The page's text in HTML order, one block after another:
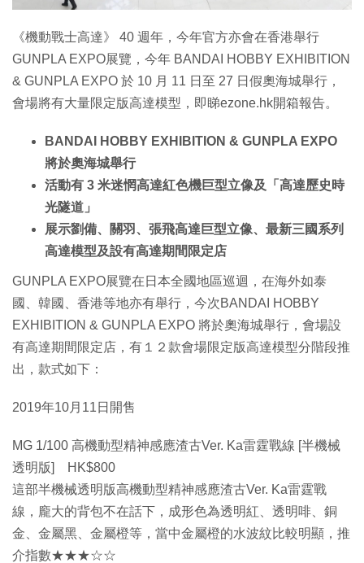
《機動戰士高達》 40 週年，今年官方亦會在香港舉行
GUNPLA EXPO展覽，今年 BANDAI HOBBY EXHIBITION
& GUNPLA EXPO 於 10 月 11 日至 27 日假奧海城舉行，
會場將有大量限定版高達模型，即睇ezone.hk開箱報告。
BANDAI HOBBY EXHIBITION & GUNPLA EXPO
將於奧海城舉行
活動有 3 米迷惘高達紅色機巨型立像及「高達歷史時
光隧道」
展示劉備、關羽、張飛高達巨型立像、最新三國系列
高達模型及設有高達期間限定店
GUNPLA EXPO展覽在日本全國地區巡迴，在海外如泰
國、韓國、香港等地亦有舉行，今次BANDAI HOBBY
EXHIBITION & GUNPLA EXPO 將於奧海城舉行，會場設
有高達期間限定店，有１２款會場限定版高達模型分階段推
出，款式如下：
2019年10月11日開售
MG 1/100 高機動型精神感應渣古Ver. Ka雷霆戰線 [半機械
透明版] HK$800
這部半機械透明版高機動型精神感應渣古Ver. Ka雷霆戰
線，龐大的背包不在話下，成形色為透明紅、透明啡、銅
金、金屬黑、金屬橙等，當中金屬橙的水波紋比較明顯，推
介指數★★★☆☆